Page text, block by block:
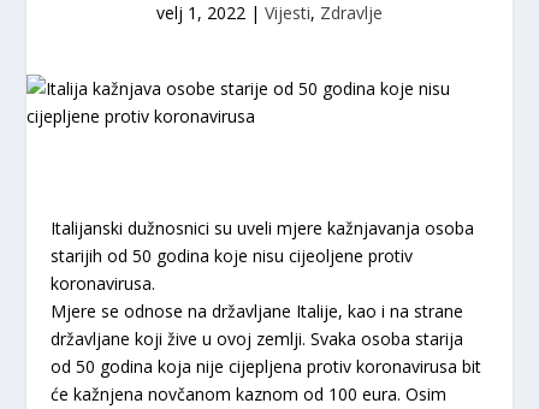
velj 1, 2022 | Vijesti, Zdravlje
Italijanski dužnosnici su uveli mjere kažnjavanja osoba
starijih od 50 godina koje nisu cijeoljene protiv
koronavirusa.
Mjere se odnose na državljane Italije, kao i na strane
državljane koji žive u ovoj zemlji. Svaka osoba starija
od 50 godina koja nije cijepljena protiv koronavirusa bit
će kažnjena novčanom kaznom od 100 eura. Osim